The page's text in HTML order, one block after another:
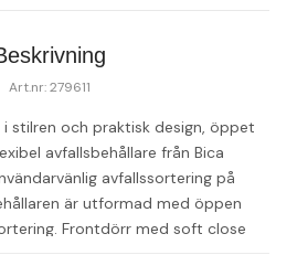
Art.nr: 279611
i stilren och praktisk design, öppet
avfallsbehållare från Bica
avfallssortering på
är utformad med öppen
Frontdörr med soft close